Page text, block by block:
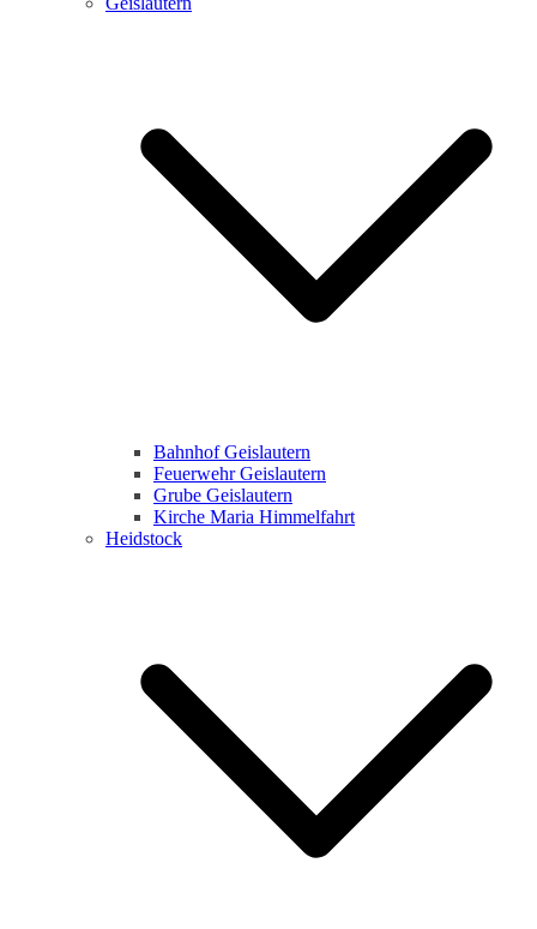
Bahnhof Geislautern
Feuerwehr Geislautern
Grube Geislautern
Kirche Maria Himmelfahrt
Heidstock